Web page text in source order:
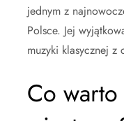
jednym z
Polsce. Jej
muzyki klasycznej z
Co